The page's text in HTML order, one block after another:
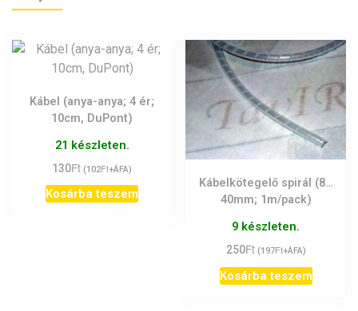
Kábel (anya-anya; 4 ér;
10cm, DuPont)
21 készleten.
130Ft (102Ft+ÁFA)
Kosárba teszem
Kábelkötegelő spirál (8…
40mm; 1m/pack)
9 készleten.
250Ft (197Ft+ÁFA)
Kosárba teszem